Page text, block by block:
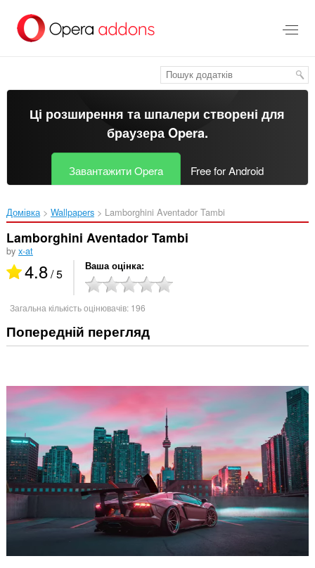
основного
Ці розширення та шпалери створені для
браузера Opera.
Завантажити Opera Free for Android
Домівка Wallpapers Lamborghini Aventador Tambi‎
Lamborghini Aventador Tambi
by x-at
4.8/ 5 Ваша оцінка
Загальна кількість оцінювачів: 196
Попередній перегляд